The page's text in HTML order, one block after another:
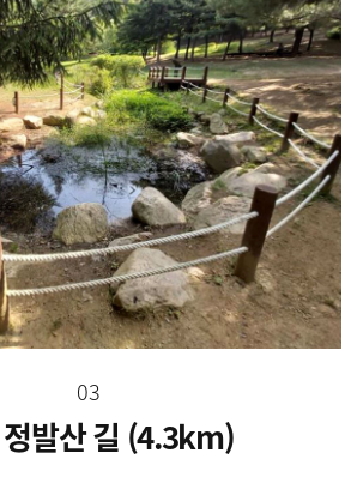
03
발산 길 (4.3km)